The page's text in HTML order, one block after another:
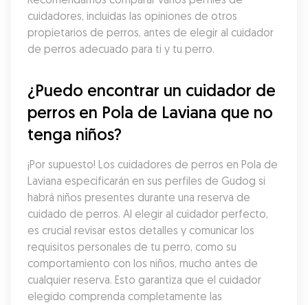
cuidadores, incluidas las opiniones de otros
propietarios de perros, antes de elegir al cuidador
de perros adecuado para ti y tu perro.
¿Puedo encontrar un cuidador de
perros en Pola de Laviana que no
tenga niños?
¡Por supuesto! Los cuidadores de perros en Pola de
Laviana especificarán en sus perfiles de Gudog si
habrá niños presentes durante una reserva de
cuidado de perros. Al elegir al cuidador perfecto,
es crucial revisar estos detalles y comunicar los
requisitos personales de tu perro, como su
comportamiento con los niños, mucho antes de
cualquier reserva. Esto garantiza que el cuidador
elegido comprenda completamente las